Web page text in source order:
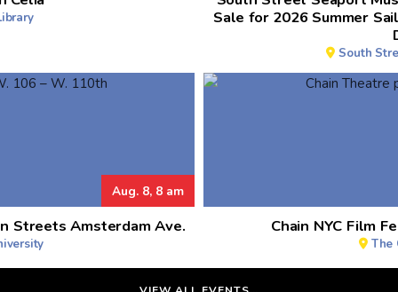
Sale for 2026 Summer
South
Aug. 8, 8 am
Streets Amsterdam Ave. Chain NYC Film
The